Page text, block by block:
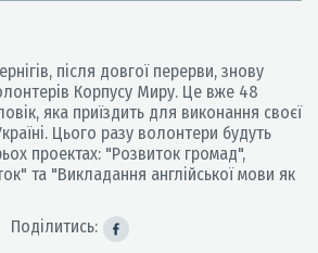
після довгої перерви, знову
Корпусу Миру. Це вже 48
яка приїздить для виконання своєї
Цього разу волонтери будуть
проектах: "Розвиток громад",
та "Викладання англійської мови як
Поділитись: